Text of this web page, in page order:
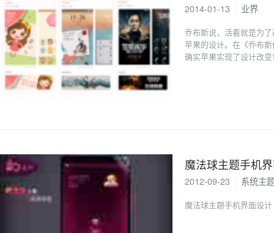
2014-01-13 业界
乔布斯说，活着就是为
苹果的设计。在《乔布
确实苹果实现了设计改
魔法球主题手机
2012-09-23 系统主
魔法球主题手机界面设计